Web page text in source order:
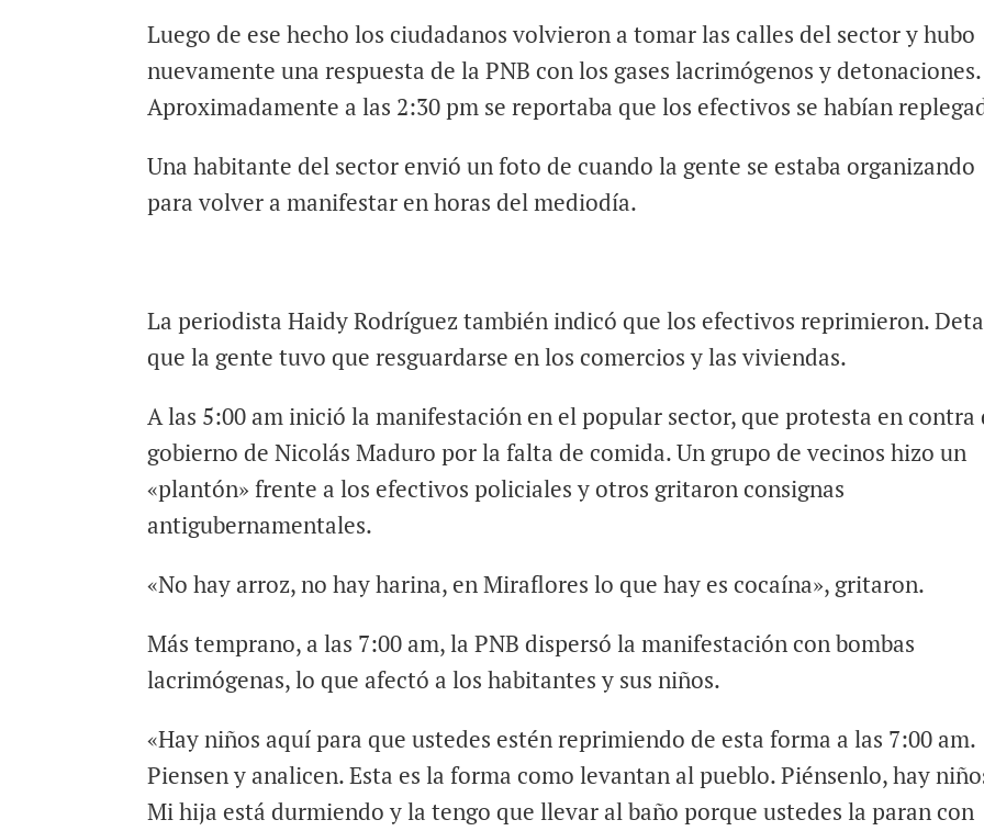
Luego de ese hecho los ciudadanos volvieron a tomar las calles del sector y hubo
nuevamente una respuesta de la PNB con los gases lacrimógenos y detonaciones.
Aproximadamente a las 2:30 pm se reportaba que los efectivos se habían
Una habitante del sector envió un foto de cuando la gente se estaba organizando
para volver a manifestar en horas del mediodía.
La periodista Haidy Rodríguez también indicó que los efectivos reprimieron.
que la gente tuvo que resguardarse en los comercios y las viviendas.
A las 5:00 am inició la manifestación en el popular sector, que protesta en contra
gobierno de Nicolás Maduro por la falta de comida. Un grupo de vecinos hizo un
«plantón» frente a los efectivos policiales y otros gritaron consignas
antigubernamentales.
«No hay arroz, no hay harina, en Miraflores lo que hay es cocaína», gritaron.
Más temprano, a las 7:00 am, la PNB dispersó la manifestación con bombas
lacrimógenas, lo que afectó a los habitantes y sus niños.
«Hay niños aquí para que ustedes estén reprimiendo de esta forma a las 7:00 am.
Piensen y analicen. Esta es la forma como levantan al pueblo. Piénsenlo, hay
Mi hija está durmiendo y la tengo que llevar al baño porque ustedes la paran con